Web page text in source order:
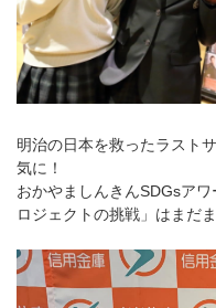
明治の日本を救ったラスト
気に！
おかやましんきんSDGsア
ロジェクトの挑戦」はまだ